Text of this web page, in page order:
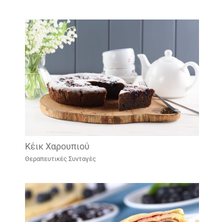
Kέικ Χαρουπιού
Θεραπευτικές Συνταγές